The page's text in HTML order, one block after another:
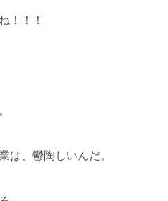
！！！
は、鬱陶しいんだ。